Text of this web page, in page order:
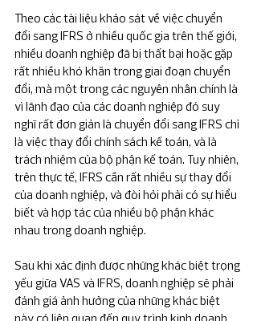
Theo các tài liệu khảo sát về việc chuyển
đổi sang IFRS ở nhiều quốc gia trên thế giới,
nhiều doanh nghiệp đã bị thất bại hoặc gặp
rất nhiều khó khăn trong giai đoạn chuyển
đổi, mà một trong các nguyên nhân chính là
vì lãnh đạo của các doanh nghiệp đó suy
nghĩ rất đơn giản là chuyển đổi sang IFRS chỉ
là việc thay đổi chính sách kế toán, và là
trách nhiệm của bộ phận kế toán. Tuy nhiên,
trên thực tế, IFRS cần rất nhiều sự thay đổi
của doanh nghiệp, và đòi hỏi phải có sự hiểu
biết và hợp tác của nhiều bộ phận khác
nhau trong doanh nghiệp.
Sau khi xác định được những khác biệt trọng
yếu giữa VAS và IFRS, doanh nghiệp sẽ phải
đánh giá ảnh hưởng của những khác biệt